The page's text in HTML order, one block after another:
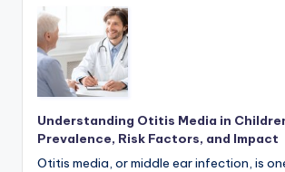
Understanding Otitis Media in
Prevalence, Risk Factors, and Impact
Otitis media, or middle ear infection, is